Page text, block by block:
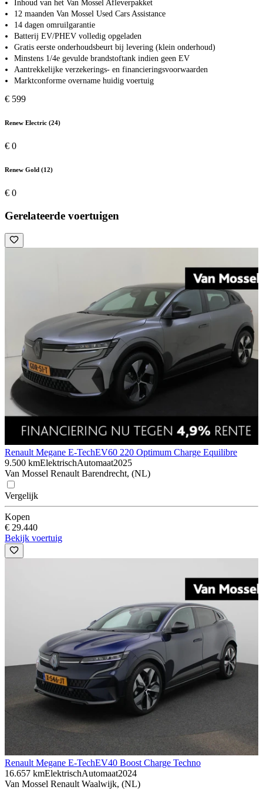
Inhoud van het Van Mossel Afleverpakket
12 maanden Van Mossel Used Cars Assistance
14 dagen omruilgarantie
Batterij EV/PHEV volledig opgeladen
Gratis eerste onderhoudsbeurt bij levering (klein onderhoud)
Minstens 1/4e gevulde brandstoftank indien geen EV
Aantrekkelijke verzekerings- en financieringsvoorwaarden
Marktconforme overname huidig voertuig
€ 599
Renew Electric (24)
€ 0
Renew Gold (12)
€ 0
Gerelateerde voertuigen
Renault Megane E-TechEV60 220 Optimum Charge Equilibre
9.500 kmElektrischAutomaat2025
Van Mossel Renault Barendrecht, (NL)
Vergelijk
Kopen
€ 29.440
Bekijk voertuig
Renault Megane E-TechEV40 Boost Charge Techno
16.657 kmElektrischAutomaat2024
Van Mossel Renault Waalwijk, (NL)